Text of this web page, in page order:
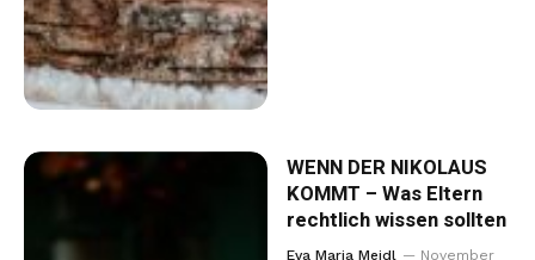
WENN DER NIKOLAUS
KOMMT – Was Eltern
rechtlich wissen sollten
Eva Maria Meidl November